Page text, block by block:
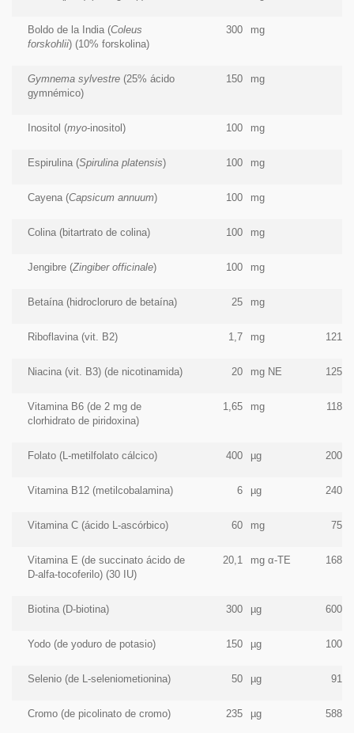
Boldo de la India (Coleus
forskohlii) (10% forskolina)
300 mg
Gymnema sylvestre (25% ácido
gymnémico)
150 mg
Inositol (myo-inositol) 100 mg
Espirulina (Spirulina platensis) 100 mg
Cayena (Capsicum annuum) 100 mg
Colina (bitartrato de colina) 100 mg
Jengibre (Zingiber officinale) 100 mg
Betaína (hidrocloruro de betaína) 25 mg
Riboflavina (vit. B2) 1,7 mg 121%
Niacina (vit. B3) (de nicotinamida) 20 mg NE 125%
Vitamina B6 (de 2 mg de
clorhidrato de piridoxina)
1,65 mg 118%
Folato (L-metilfolato cálcico) 400 µg 200%
Vitamina B12 (metilcobalamina) 6 µg 240%
Vitamina C (ácido L-ascórbico) 60 mg 75%
Vitamina E (de succinato ácido de
D-alfa-tocoferilo) (30 IU)
20,1 mg α-TE 168%
Biotina (D-biotina) 300 µg 600%
Yodo (de yoduro de potasio) 150 µg 100%
Selenio (de L-seleniometionina) 50 µg 91%
Cromo (de picolinato de cromo) 235 µg 588%